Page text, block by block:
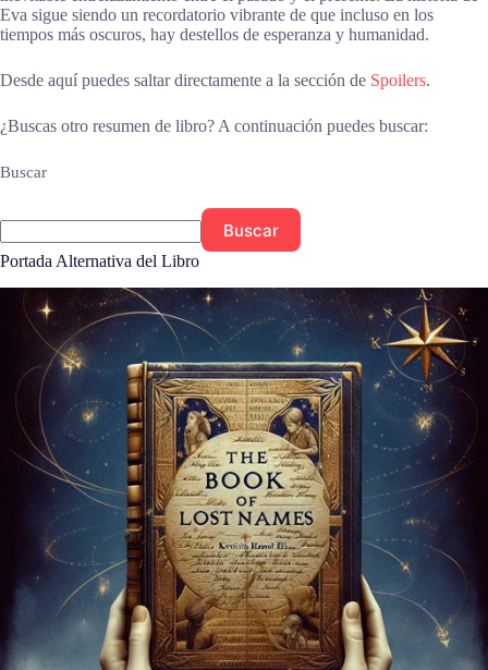
Eva sigue siendo un recordatorio vibrante de que incluso en los
tiempos más oscuros, hay destellos de esperanza y humanidad.
Desde aquí puedes saltar directamente a la sección de Spoilers.
¿Buscas otro resumen de libro? A continuación puedes buscar:
Buscar
Buscar
Portada Alternativa del Libro